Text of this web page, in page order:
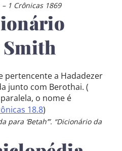
1 Crônicas 1869
pertencente a Hadadezer
junto com Berothai. (
o nome é
18.8)
para ‘Betah’”. “Dicionário da